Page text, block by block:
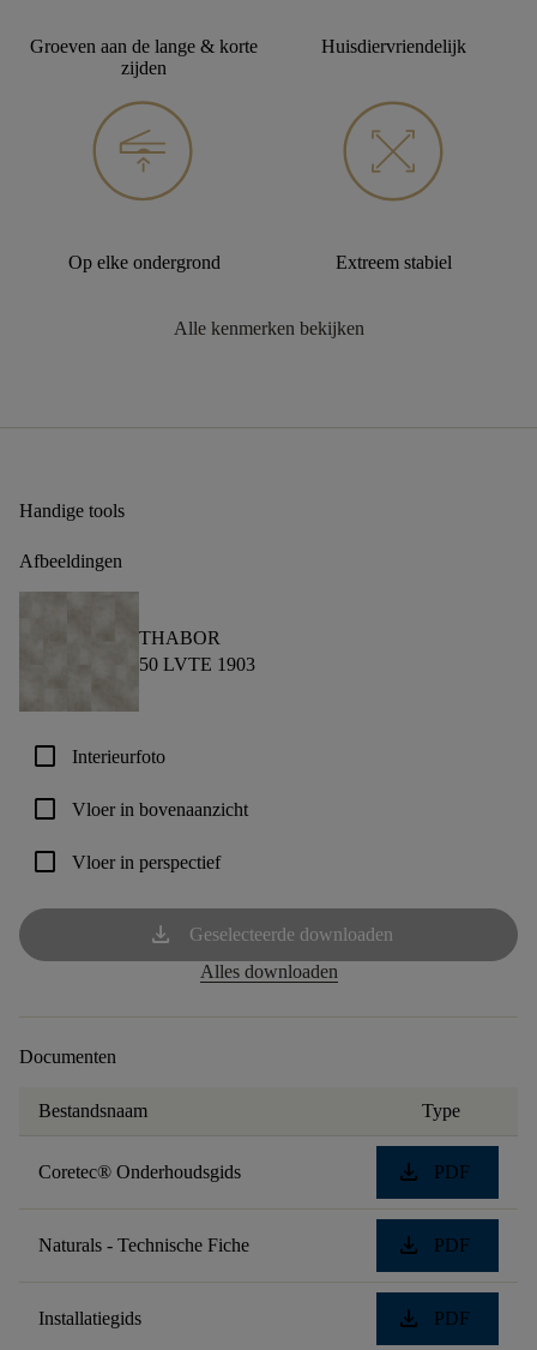
Groeven aan de lange & korte
zijden
Huisdiervriendelijk
Op elke ondergrond Extreem stabiel
Alle kenmerken bekijken
Handige tools
Afbeeldingen
THABOR
50 LVTE 1903
check_box_outline_blank Interieurfoto
check_box_outline_blank Vloer in bovenaanzicht
check_box_outline_blank Vloer in perspectief
download
Geselecteerde downloaden
Alles downloaden
Documenten
Bestandsnaam Type
Coretec® Onderhoudsgids download PDF
Naturals - Technische Fiche download PDF
Installatiegids download PDF